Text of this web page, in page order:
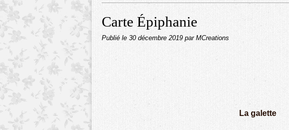
Carte Épiphanie
Publié le 30 décembre 2019 par MCreations
La galette